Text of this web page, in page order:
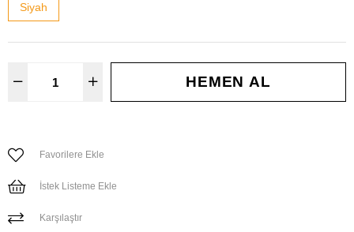
Siyah
Favorilere Ekle
İstek Listeme Ekle
Karşılaştır